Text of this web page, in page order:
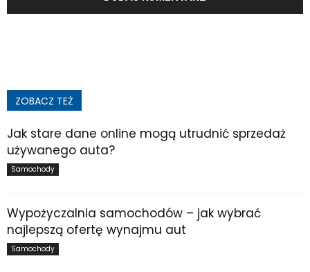
ZOBACZ TEŻ
Jak stare dane online mogą utrudnić sprzedaż
używanego auta?
Samochody
Wypożyczalnia samochodów – jak wybrać
najlepszą ofertę wynajmu aut
Samochody